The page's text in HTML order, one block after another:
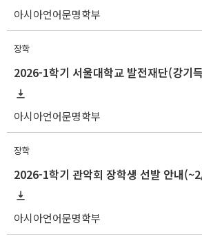
아시아언어문명학부
장학
아시아언어문명학부
장학
2026-1학기 관악회 장학생 선발 안내
아시아언어문명학부